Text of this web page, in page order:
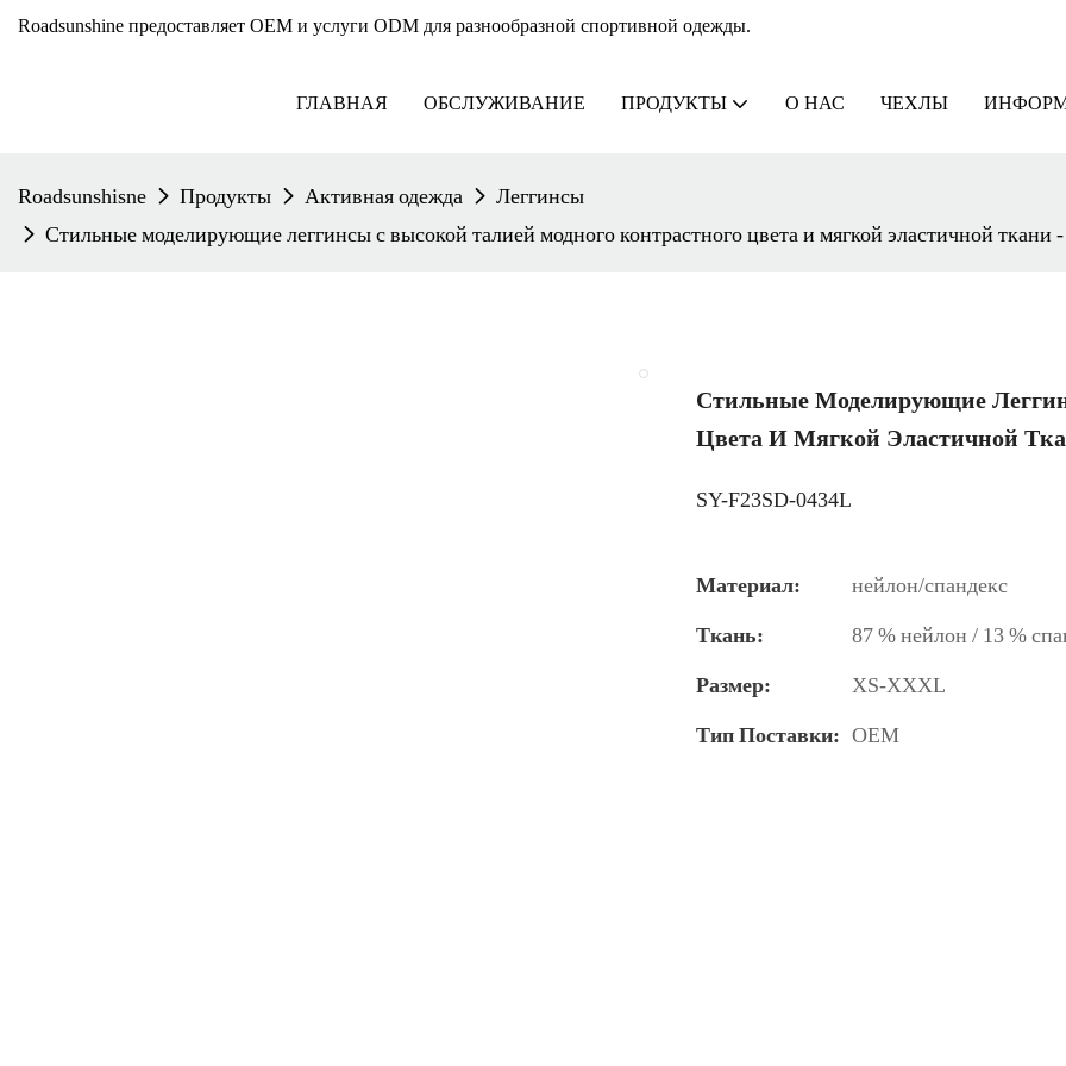
Roadsunshine предоставляет OEM и услуги ODM для разнообразной спортивной одежды.
ГЛАВНАЯ ОБСЛУЖИВАНИЕ ПРОДУКТЫ О НАС ЧЕХЛЫ
Roadsunshisne Продукты Активная одежда
Леггинсы
Стильные моделирующие леггинсы с высокой талией модного контрастного цвета и мягкой эластичной
Стильные Моделирующие
Цвета И Мягкой Эластичной
SY-F23SD-0434L
Материал:
нейлон/спандекс
Ткань:
87 % нейлон / 13 %
Размер:
XS-XXXL
Тип Поставки: OEM